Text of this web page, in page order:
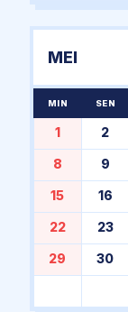
MEI
MIN SEN
1 2
8 9
15 16
22 23
29 30